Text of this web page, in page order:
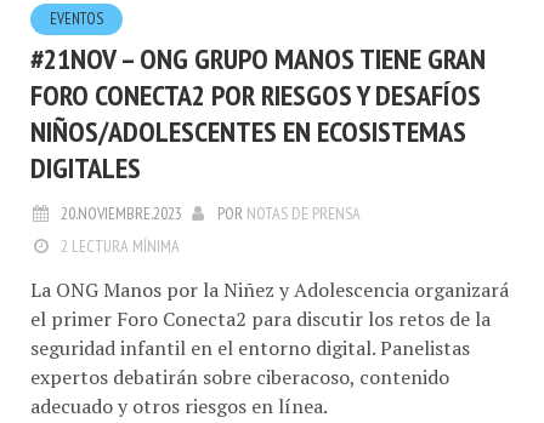
EVENTOS
#21NOV – ONG GRUPO MANOS TIENE GRAN
FORO CONECTA2 POR RIESGOS Y DESAFÍOS
NIÑOS/ADOLESCENTES EN ECOSISTEMAS
DIGITALES
20.NOVIEMBRE.2023 POR NOTAS DE PRENSA
2 LECTURA MÍNIMA
La ONG Manos por la Niñez y Adolescencia organizará
el primer Foro Conecta2 para discutir los retos de la
seguridad infantil en el entorno digital. Panelistas
expertos debatirán sobre ciberacoso, contenido
adecuado y otros riesgos en línea.